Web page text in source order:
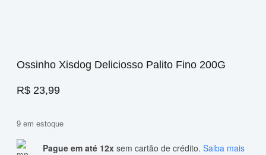
Ossinho Xisdog Deliciosso Palito Fino 200G
R$ 23,99
9 em estoque
Pague em até 12x sem cartão de crédito. Saiba mais